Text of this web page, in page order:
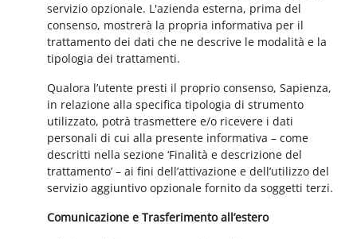
servizio opzionale. L'azienda esterna, prima del
consenso, mostrerà la propria informativa per il
trattamento dei dati che ne descrive le modalità e la
tipologia dei trattamenti.
Qualora l’utente presti il proprio consenso, Sapienza,
in relazione alla specifica tipologia di strumento
utilizzato, potrà trasmettere e/o ricevere i dati
personali di cui alla presente informativa – come
descritti nella sezione ‘Finalità e descrizione del
trattamento’ – ai fini dell’attivazione e dell’utilizzo del
servizio aggiuntivo opzionale fornito da soggetti terzi.
Comunicazione e Trasferimento all’estero